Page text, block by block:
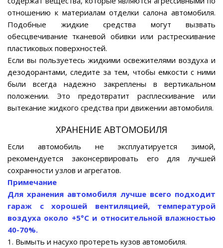
отношению к материалам отделки салона автомобиля.
Подобные жидкие средства могут вызвать
обесцвечивание тканевой обивки или растрескивание
пластиковых поверхностей.
Если вы пользуетесь жидкими освежителями воздуха и
дезодорантами, следите за тем, чтобы емкости с ними
были всегда надежно закреплены в вертикальном
положении. Это предотвратит расплескивание или
вытекание жидкого средства при движении автомобиля.
ХРАНЕНИЕ АВТОМОБИЛЯ
Если автомобиль не эксплуатируется зимой,
рекомендуется законсервировать его для лучшей
сохранности узлов и агрегатов.
Примечание
Для хранения автомобиля лучше всего подходит
гараж с хорошей вентиляцией, температурой
воздуха около +5°С и относительной влажностью
40-70%.
1. Вымыть и насухо протереть кузов автомобиля.